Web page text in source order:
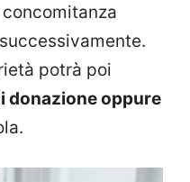
potrà poi
donazione oppure